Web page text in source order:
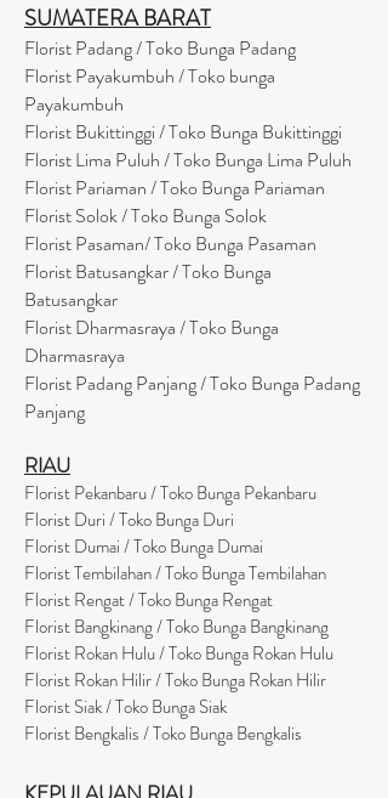
SUMATERA BARAT
Florist Padang / Toko Bunga Padang
Florist Payakumbuh / Toko bunga
Payakumbuh
Florist Bukittinggi / Toko Bunga Bukittinggi
Florist Lima Puluh / Toko Bunga Lima Puluh
Florist Pariaman / Toko Bunga Pariaman
Florist Solok / Toko Bunga Solok
Florist Pasaman/ Toko Bunga Pasaman
Florist Batusangkar / Toko Bunga
Batusangkar
Florist Dharmasraya / Toko Bunga
Dharmasraya
Florist Padang Panjang / Toko Bunga Padang
Panjang
RIAU
Florist Pekanbaru / Toko Bunga Pekanbaru
Florist Duri / Toko Bunga Duri
Florist Dumai / Toko Bunga Dumai
Florist Tembilahan / Toko Bunga Tembilahan
Florist Rengat / Toko Bunga Rengat
Florist Bangkinang / Toko Bunga Bangkinang
Florist Rokan Hulu / Toko Bunga Rokan Hulu
Florist Rokan Hilir / Toko Bunga Rokan Hilir
Florist Siak / Toko Bunga Siak
Florist Bengkalis / Toko Bunga Bengkalis